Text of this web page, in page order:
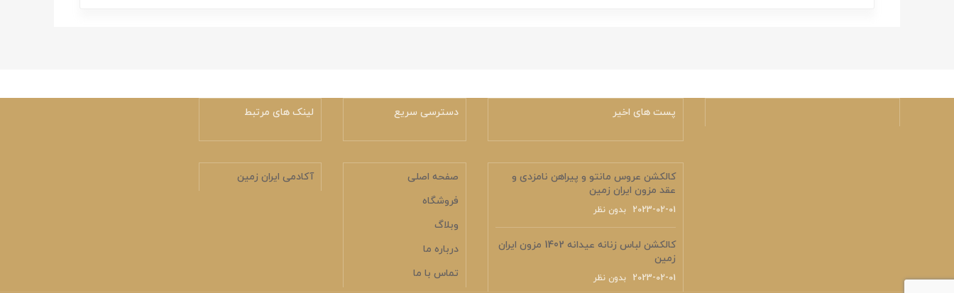
پست های اخیر
کالکشن عروس مانتو و پیراهن نامزدی و
عقد مزون ایران زمین
2023-02-01 بدون نظر
کالکشن لباس زنانه عیدانه 1402 مزون ایران
زمین
2023-02-01 بدون نظر
دسترسی سریع
صفحه اصلی
فروشگاه
وبلاگ
درباره ما
تماس با ما
لینک های مرتبط
آکادمی ایران زمین